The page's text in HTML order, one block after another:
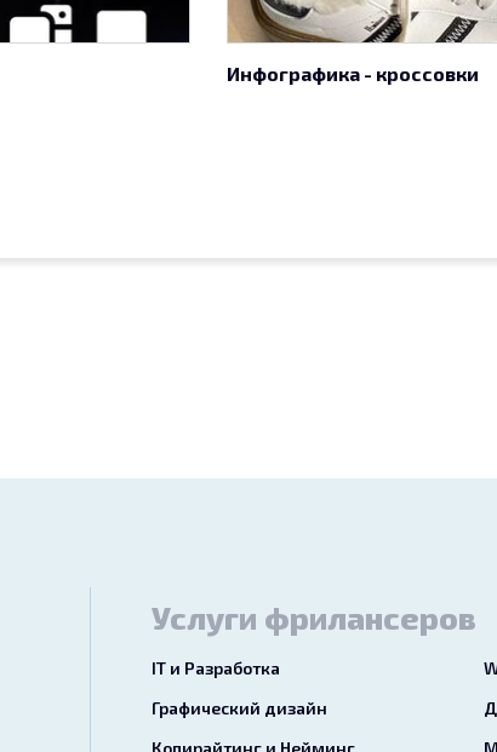
Инфографика - кроссовки
Услуги фрилансеров
IT и Разработка
Графический дизайн
Копирайтинг и Нейминг